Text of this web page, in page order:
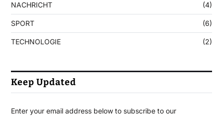
NACHRICHT (4)
SPORT (6)
TECHNOLOGIE (2)
Keep Updated
Enter your email address below to subscribe to our